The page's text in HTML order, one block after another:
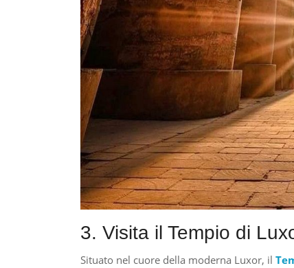
3. Visita il Tempio di
Situato nel cuore della moderna Luxor, il